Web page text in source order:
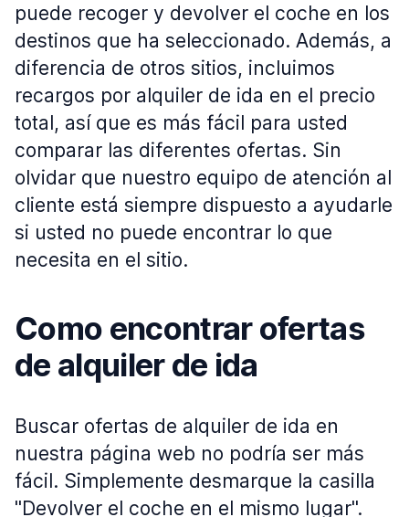
puede recoger y devolver el coche en los
destinos que ha seleccionado. Además, a
diferencia de otros sitios, incluimos
recargos por alquiler de ida en el precio
total, así que es más fácil para usted
comparar las diferentes ofertas. Sin
olvidar que nuestro equipo de atención al
cliente está siempre dispuesto a ayudarle
si usted no puede encontrar lo que
necesita en el sitio.
Como encontrar ofertas
de alquiler de ida
Buscar ofertas de alquiler de ida en
nuestra página web no podría ser más
fácil. Simplemente desmarque la casilla
"Devolver el coche en el mismo lugar".